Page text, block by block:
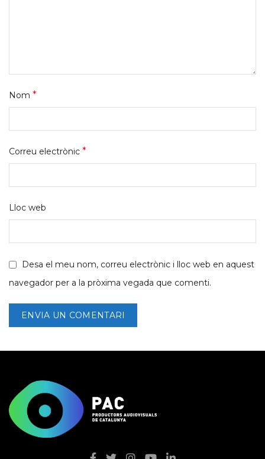
Nom *
Correu electrònic *
Lloc web
Desa el meu nom, correu electrònic i lloc web en aquest
navegador per a la pròxima vegada que comenti.